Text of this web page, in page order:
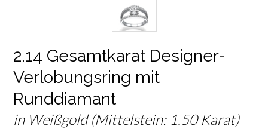
2.14 Gesamtkarat Designer-
Verlobungsring mit
Runddiamant
in Weißgold (Mittelstein: 1.50 Karat)